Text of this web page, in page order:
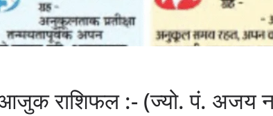
राशिफल :- (ज्यो. पं. अजय